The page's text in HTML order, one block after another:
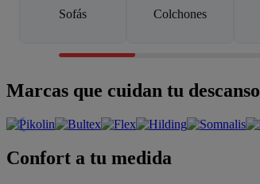
Sofás Colchones
Marcas que cuidan tu descanso
Confort a tu medida